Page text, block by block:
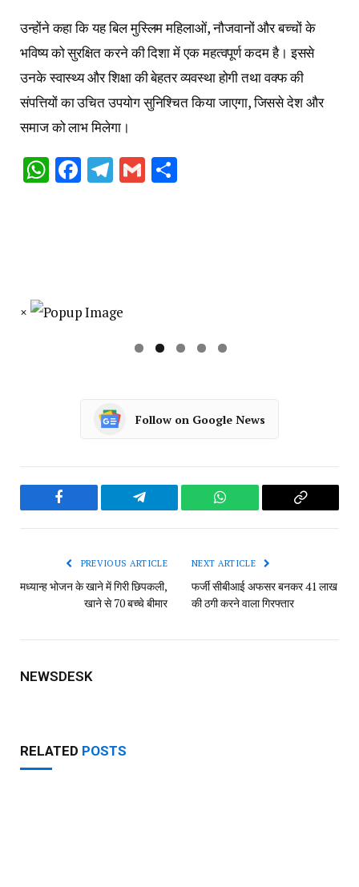
उन्होंने कहा कि यह बिल मुस्लिम महिलाओं, नौजवानों और बच्चों के
भविष्य को सुरक्षित करने की दिशा में एक महत्वपूर्ण कदम है। इससे
उनके स्वास्थ्य और शिक्षा की बेहतर व्यवस्था होगी तथा वक्फ की
संपत्तियों का उचित उपयोग सुनिश्चित किया जाएगा, जिससे देश और
समाज को लाभ मिलेगा।
WhatsApp
Facebook
Telegram
Gmail
×
Follow on Google News
Facebook Telegram WhatsApp
Copy
PREVIOUS ARTICLE
मध्यान्ह भोजन के खाने में गिरी छिपकली,
खाने से 70 बच्चे बीमार
NEXT ARTICLE
फर्जी सीबीआई अफसर बनकर 41 लाख
की ठगी करने वाला गिरफ्तार
NEWSDESK
RELATED POSTS